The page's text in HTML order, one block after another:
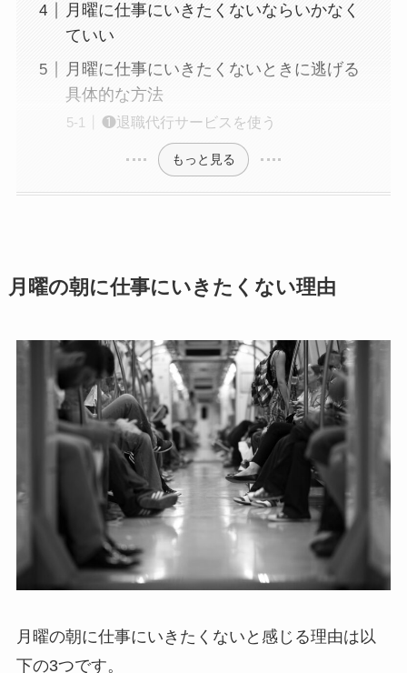
月曜に仕事にいきたくないならいかなく
ていい
月曜に仕事にいきたくないときに逃げる
具体的な方法
❶退職代行サービスを使う
もっと見る
月曜の朝に仕事にいきたくない理由
月曜の朝に仕事にいきたくないと感じる理由は以
下の3つです。